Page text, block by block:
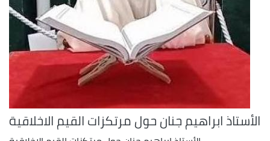
الأستاذ ابراهيم جنان حول مرتكزات القيم الاخلاقية